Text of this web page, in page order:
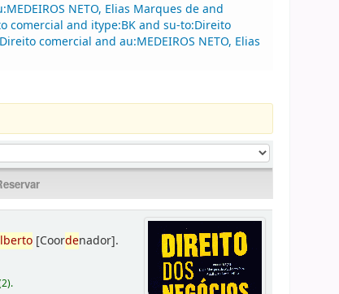
NETO, Elias Marques de and
comercial and itype:BK and su-to:Direito
comercial and au:MEDEIROS NETO, Elias
[Coordenador].